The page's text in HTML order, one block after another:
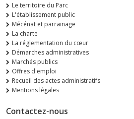
Le territoire du Parc
L'établissement public
Mécénat et parrainage
La charte
La réglementation du cœur
Démarches administratives
Marchés publics
Offres d'emploi
Recueil des actes administratifs
Mentions légales
Contactez-nous